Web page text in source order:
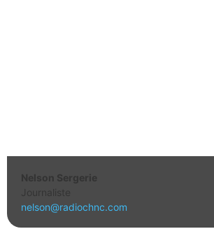
Nelson Sergerie
Journaliste
nelson@radiochnc.com